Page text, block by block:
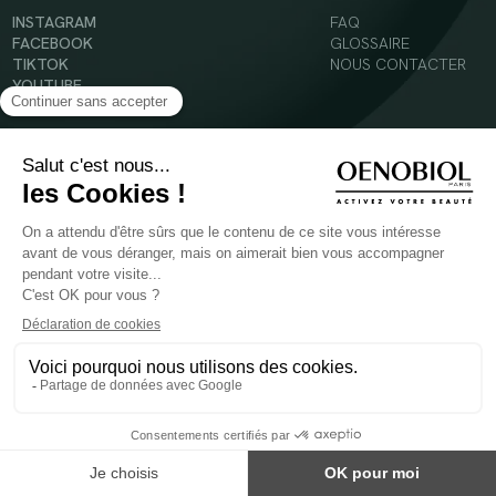
INSTAGRAM
FACEBOOK
TIKTOK
YOUTUBE
FAQ
GLOSSAIRE
NOUS CONTACTER
© 2024 Oenobiol Paris
Mentions légales
Conditions Générales d’Utilisation
POUR VOTRE SANTÉ, MANGEZ AU MOINS CINQ FRUITS ET LÉGUMES PAR JOUR -
Les complément alimentaires doivent être utilisés dans le cadre d'un mode de vie sain et
Réservé à l'adulte. Consulter attentivement l'étiquetage des produits avant l'utilisation.